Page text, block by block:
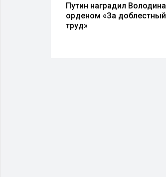
Путин наградил Володина
орденом «За доблестный
труд»